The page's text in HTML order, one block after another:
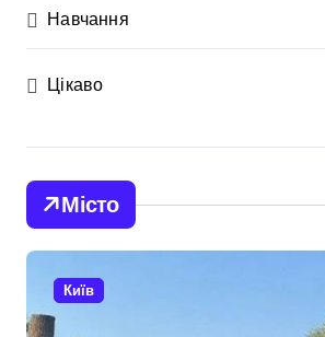
Навчання
Цікаво
Місто
Київ